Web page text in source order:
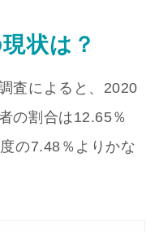
状は？
査によると、2020
の割合は12.65％
の7.48％よりかな